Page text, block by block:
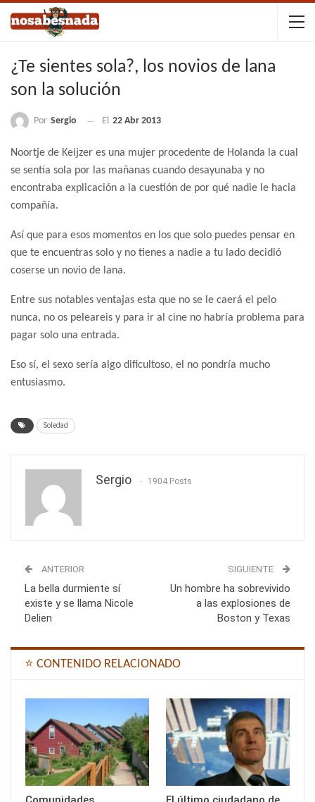
¿Te sientes sola?, los novios de lana
son la solución
Por Sergio El 22 Abr 2013
Noortje de Keijzer es una mujer procedente de Holanda la cual
se sentía sola por las mañanas cuando desayunaba y no
encontraba explicación a la cuestión de por qué nadie le hacia
compañía.
Así que para esos momentos en los que solo puedes pensar en
que te encuentras solo y no tienes a nadie a tu lado decidió
coserse un novio de lana.
Entre sus notables ventajas esta que no se le caerá el pelo
nunca, no os peleareis y para ir al cine no habría problema para
pagar solo una entrada.
Eso sí, el sexo sería algo dificultoso, el no pondría mucho
entusiasmo.
Soledad
Sergio 1904 Posts
ANTERIOR
La bella durmiente sí
existe y se llama Nicole
Delien
SIGUIENTE
Un hombre ha sobrevivido
a las explosiones de
Boston y Texas
⭐ CONTENIDO RELACIONADO